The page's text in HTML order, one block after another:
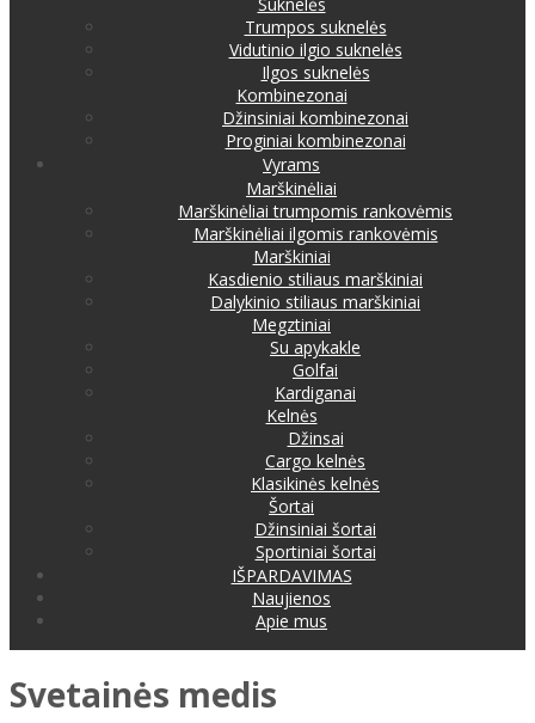
Trumpos suknelės
Vidutinio ilgio suknelės
Ilgos suknelės
Kombinezonai
Džinsiniai kombinezonai
Proginiai kombinezonai
Vyrams
Marškinėliai
Marškinėliai trumpomis rankovėmis
Marškinėliai ilgomis rankovėmis
Marškiniai
Kasdienio stiliaus marškiniai
Dalykinio stiliaus marškiniai
Megztiniai
Su apykakle
Golfai
Kardiganai
Kelnės
Džinsai
Cargo kelnės
Klasikinės kelnės
Šortai
Džinsiniai šortai
Sportiniai šortai
IŠPARDAVIMAS
Naujienos
Apie mus
Svetainės medis